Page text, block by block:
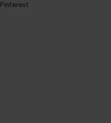
Pinterest